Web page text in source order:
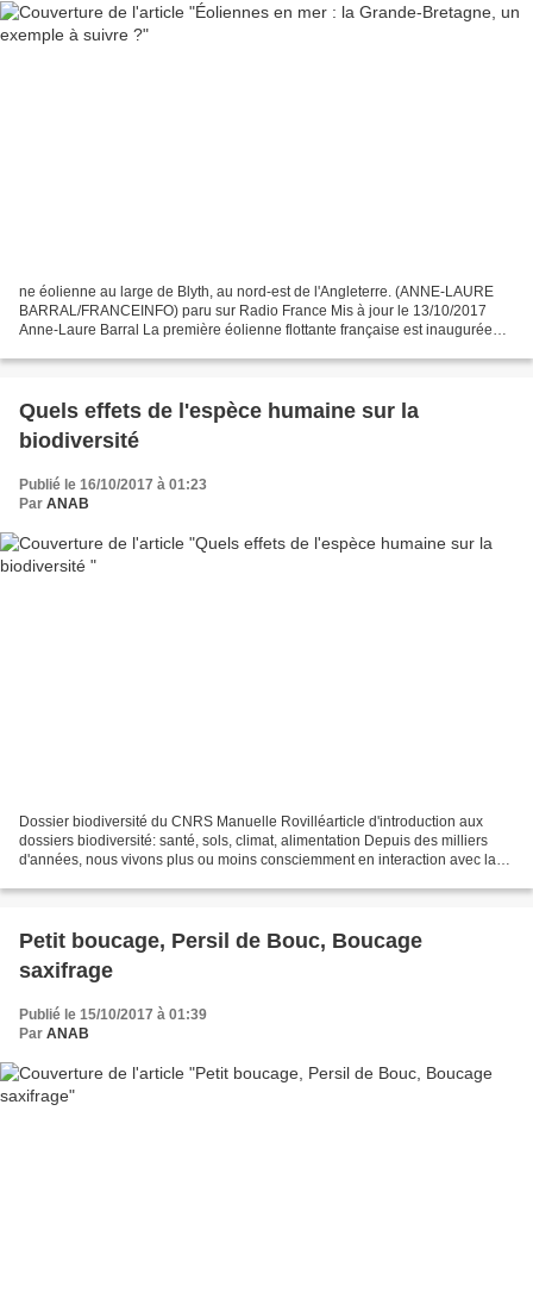
ne éolienne au large de Blyth, au nord-est de l'Angleterre. (ANNE-LAURE
BARRAL/FRANCEINFO) paru sur Radio France Mis à jour le 13/10/2017
Anne-Laure Barral La première éolienne flottante française est inaugurée
Quels effets de l'espèce humaine sur la
biodiversité
Publié le 16/10/2017 à 01:23
Par ANAB
Dossier biodiversité du CNRS Manuelle Rovilléarticle d'introduction aux
dossiers biodiversité: santé, sols, climat, alimentation Depuis des milliers
d'années, nous vivons plus ou moins consciemment en interaction avec la
Petit boucage, Persil de Bouc, Boucage
saxifrage
Publié le 15/10/2017 à 01:39
Par ANAB